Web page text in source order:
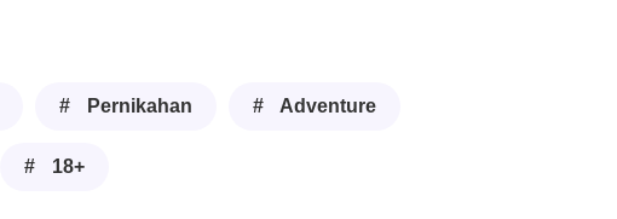
# Pernikahan # Adventure
# 18+